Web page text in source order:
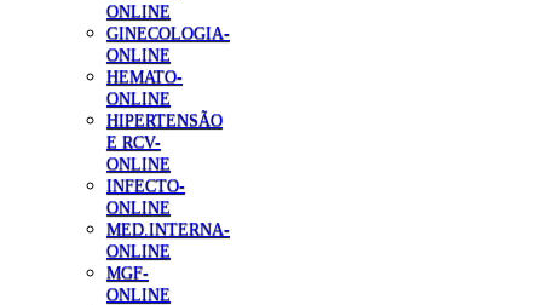
ONLINE
GINECOLOGIA-
ONLINE
HEMATO-
ONLINE
HIPERTENSÃO
E RCV-
ONLINE
INFECTO-
ONLINE
MED.INTERNA-
ONLINE
MGF-
ONLINE